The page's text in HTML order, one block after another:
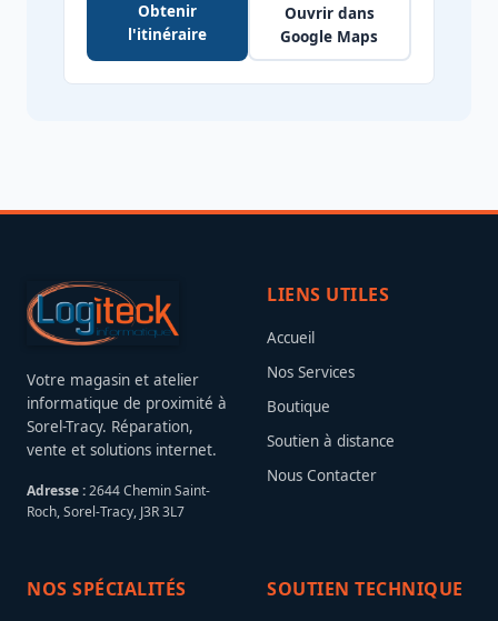
Obtenir
l'itinéraire
Ouvrir dans
Google Maps
Votre magasin et atelier
informatique de proximité à
Sorel-Tracy. Réparation,
vente et solutions internet.
Adresse :2644 Chemin Saint-
Roch, Sorel-Tracy, J3R 3L7
LIENS UTILES
Accueil
Nos Services
Boutique
Soutien à distance
Nous Contacter
NOS SPÉCIALITÉS SOUTIEN TECHNIQUE